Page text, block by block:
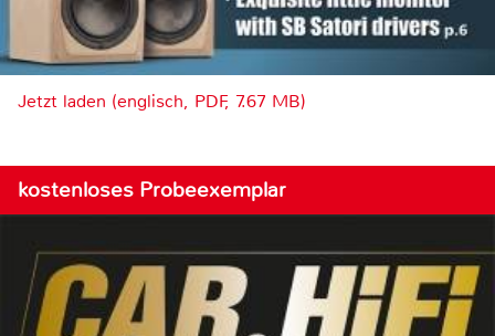
Jetzt laden (englisch, PDF, 7.67 MB)
kostenloses Probeexemplar